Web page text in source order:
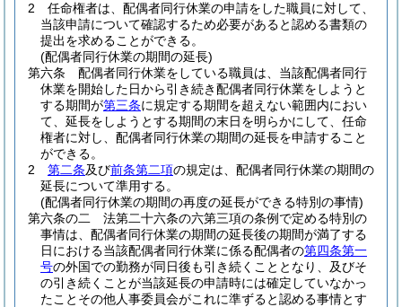
2
任命権者は、配偶者同行休業の申請をした職員に対して、
当該申請について確認するため必要があると認める書類の
提出を求めることができる。
(配偶者同行休業の期間の延長)
第六条
配偶者同行休業をしている職員は、当該配偶者同行
休業を開始した日から引き続き配偶者同行休業をしようと
する期間が第三条に規定する期間を超えない範囲内におい
て、延長をしようとする期間の末日を明らかにして、任命
権者に対し、配偶者同行休業の期間の延長を申請すること
ができる。
2
第二条及び前条第二項の規定は、配偶者同行休業の期間の
延長について準用する。
(配偶者同行休業の期間の再度の延長ができる特別の事情)
第六条の二
法第二十六条の六第三項の条例で定める特別の
事情は、配偶者同行休業の期間の延長後の期間が満了する
日における当該配偶者同行休業に係る配偶者の第四条第一
号の外国での勤務が同日後も引き続くこととなり、及びそ
の引き続くことが当該延長の申請時には確定していなかっ
たことその他人事委員会がこれに準ずると認める事情とす